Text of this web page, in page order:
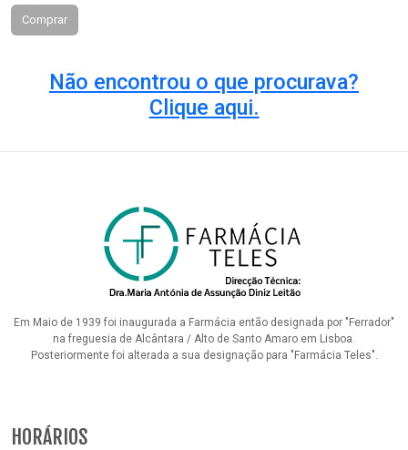
Comprar
Não encontrou o que procurava?
Clique aqui.
Em Maio de 1939 foi inaugurada a Farmácia então designada por "Ferrador"
na freguesia de Alcântara / Alto de Santo Amaro em Lisboa.
Posteriormente foi alterada a sua designação para "Farmácia Teles".
HORÁRIOS